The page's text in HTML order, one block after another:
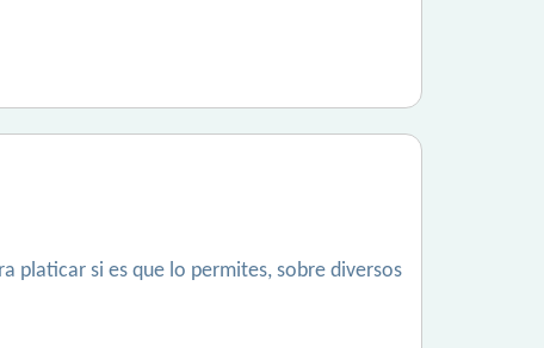
platicar si es que lo permites, sobre diversos